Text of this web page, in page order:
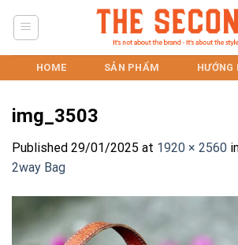
HOME SẢN PHẨM HƯỚNG
img_3503
Published 29/01/2025 at 1920 × 2560
2way Bag